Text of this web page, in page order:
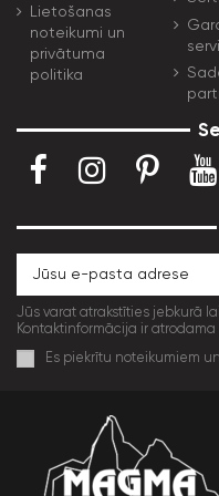
Lietošanas
noteikumi un
privātuma
politika
Jūs varat atrakstīties jebkurā
Kontaktinformācija ir atrodama
Es piekrītu noteikumiem